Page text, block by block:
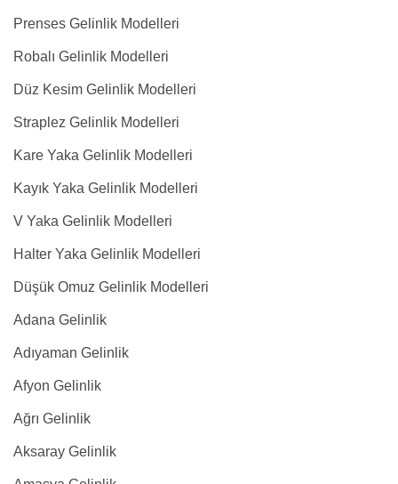
Prenses Gelinlik Modelleri
Robalı Gelinlik Modelleri
Düz Kesim Gelinlik Modelleri
Straplez Gelinlik Modelleri
Kare Yaka Gelinlik Modelleri
Kayık Yaka Gelinlik Modelleri
V Yaka Gelinlik Modelleri
Halter Yaka Gelinlik Modelleri
Düşük Omuz Gelinlik Modelleri
Adana Gelinlik
Adıyaman Gelinlik
Afyon Gelinlik
Ağrı Gelinlik
Aksaray Gelinlik